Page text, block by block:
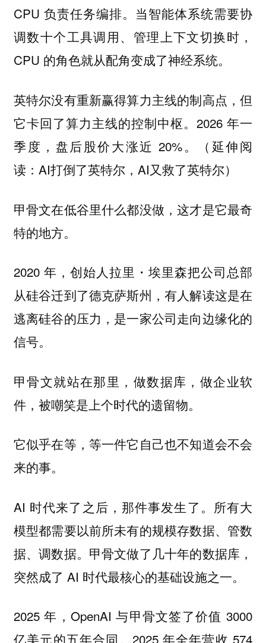
CPU 负责任务编排。当智能体系统需要协
调数十个工具调用、管理上下文切换时，
CPU 的角色就从配角变成了神经系统。
英特尔没有重新赢得算力主线的制高点，但
它卡回了算力主线的控制中枢。2026 年一
季度，盘后股价大涨近 20%。
（延伸阅
读： AI打倒了英特尔，AI又救了英特尔）
甲骨文在低谷里什么都没做，这才是它最奇
特的地方。
2020 年，创始人拉里・埃里森把公司总部
从硅谷迁到了德克萨斯州，有人解读这是在
逃离硅谷的压力，是一家公司走向边缘化的
信号。
甲骨文就站在那里，做数据库，做企业软
件，被嘲笑是上个时代的遗留物。
它似乎在等，等一件它自己也不知道会不会
来的事。
AI 时代来了之后，那件事发生了。所有大
模型都需要以前所未有的规模存数据、管数
据、调数据。甲骨文做了几十年的数据库，
突然成了 AI 时代最核心的基础设施之一。
2025 年，OpenAI 与甲骨文签了价值 3000
亿美元的五年合同。2025 年全年营收 574